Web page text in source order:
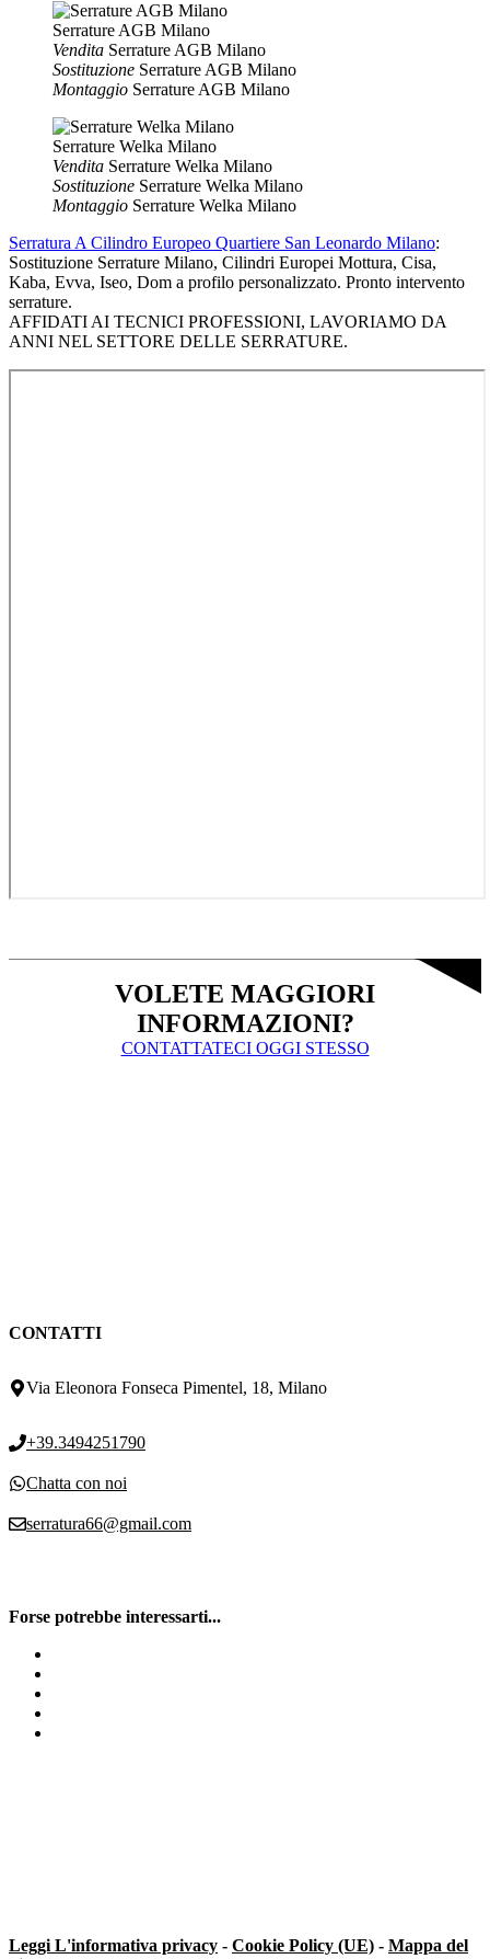
Serrature AGB Milano
Vendita Serrature AGB Milano
Sostituzione Serrature AGB Milano
Montaggio Serrature AGB Milano
Serrature Welka Milano
Vendita Serrature Welka Milano
Sostituzione Serrature Welka Milano
Montaggio Serrature Welka Milano
Serratura A Cilindro Europeo Quartiere San Leonardo Milano:
Sostituzione Serrature Milano, Cilindri Europei Mottura, Cisa,
Kaba, Evva, Iseo, Dom a profilo personalizzato. Pronto intervento
serrature.
AFFIDATI AI TECNICI PROFESSIONI, LAVORIAMO DA
ANNI NEL SETTORE DELLE SERRATURE.
VOLETE MAGGIORI
INFORMAZIONI?
CONTATTATECI OGGI STESSO
CONTATTI
Via Eleonora Fonseca Pimentel, 18, Milano
+39.3494251790
Chatta con noi
serratura66@gmail.com
Forse potrebbe interessarti...
Leggi L'informativa privacy - Cookie Policy (UE) - Mappa del